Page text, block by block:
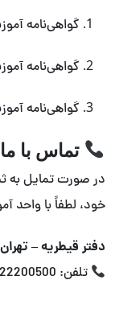
گواهی‌نامه
گواهی‌نامه
گواهی‌نامه
تماس با
در صورت تمایل به
خود، لطفاً با واحد
دفتر قیطریه – تهران
تلفن: 22200500